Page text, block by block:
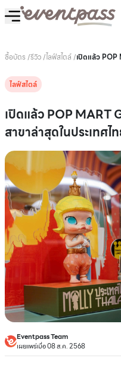
ซื้อบัตร /รีวิว/ไลฟ์สไตล์/เปิดแล้ว
ไลฟ์สไตล์
เปิดแล้ว POP
สาขาล่าสุดในประเทศ
Eventpass Team
เผยแพร่เมื่อ 08 ส.ค. 2568